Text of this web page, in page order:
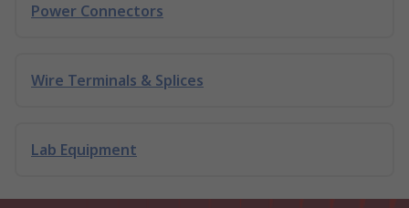
Power Connectors
Wire Terminals & Splices
Lab Equipment